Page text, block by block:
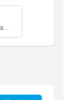
Renforcez l’identité de votre marque avec un design unique qui capte l’attention et engage vos clients.